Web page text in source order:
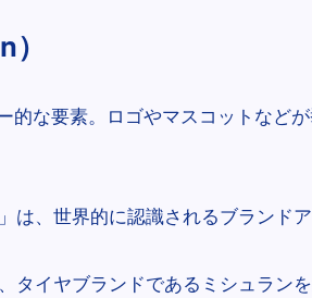
的な要素。ロゴやマスコットなど
は、世界的に認識されるブランド
タイヤブランドであるミシュラン